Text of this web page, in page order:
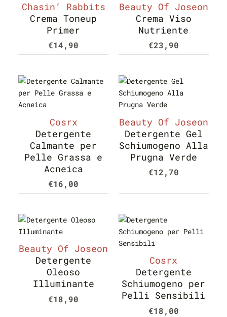
Chasin’ Rabbits
Crema Toneup
Primer
€14,90
Beauty Of Joseon
Crema Viso
Nutriente
€23,90
Cosrx
Detergente
Calmante per
Pelle Grassa e
Acneica
€16,00
Beauty Of Joseon
Detergente Gel
Schiumogeno Alla
Prugna Verde
€12,70
Beauty Of Joseon
Detergente
Oleoso
Illuminante
€18,90
Cosrx
Detergente
Schiumogeno per
Pelli Sensibili
€18,00